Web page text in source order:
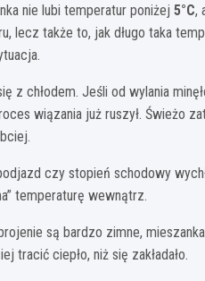
nie lubi temperatur poniżej 5°C,
lecz także to, jak długo taka
z chłodem. Jeśli od wylania
wiązania już ruszył. Świeżo
czy stopień schodowy
temperaturę wewnątrz.
są bardzo zimne,
ciepło, niż się zakładało.